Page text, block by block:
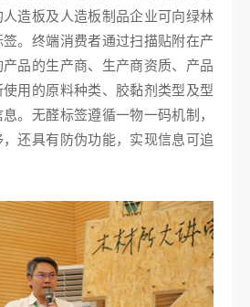
造板及人造板制品企业可向绿林
。终端消费者通过扫描贴附在产
品的生产商、生产商资质、产品
用的原料种类、胶黏剂类型及型
。无醛标签遵循一物一码机制，
还具有防伪功能，实现信息可追